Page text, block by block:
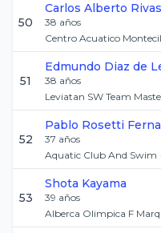
50
Carlos Alberto
38 años
Centro Acuatico
51
Edmundo Diaz de
38 años
Leviatan SW Team
52
Pablo Rosetti
37 años
Aquatic Club And Swim
53
Shota Kayama
39 años
Alberca Olimpica F